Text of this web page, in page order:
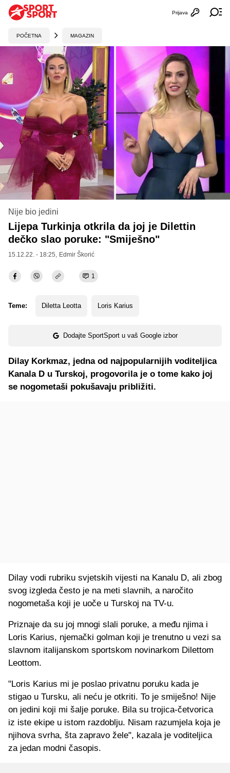
Otvori
Prijava
POČETNA MAGAZIN
Nije bio jedini
Lijepa Turkinja otkrila da joj je Dilettin
dečko slao poruke: "Smiješno"
15.12.22. - 18:25, Edmir Škorić
1
Teme: Diletta Leotta Loris Karius
Dodajte SportSport u vaš Google izbor
Dilay Korkmaz, jedna od najpopularnijih voditeljica
Kanala D u Turskoj, progovorila je o tome kako joj
se nogometaši pokušavaju približiti.
Dilay vodi rubriku svjetskih vijesti na Kanalu D, ali zbog
svog izgleda često je na meti slavnih, a naročito
nogometaša koji je uoče u Turskoj na TV-u.
Priznaje da su joj mnogi slali poruke, a među njima i
Loris Karius, njemački golman koji je trenutno u vezi sa
slavnom italijanskom sportskom novinarkom Dilettom
Leottom.
"Loris Karius mi je poslao privatnu poruku kada je
stigao u Tursku, ali neću je otkriti. To je smiješno! Nije
on jedini koji mi šalje poruke. Bila su trojica-četvorica
iz iste ekipe u istom razdoblju. Nisam razumjela koja je
njihova svrha, šta zapravo žele", kazala je voditeljica
za jedan modni časopis.